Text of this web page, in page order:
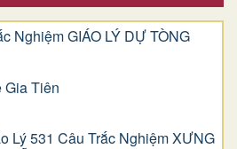
Nghiệm GIÁO LÝ DỰ TÒNG
Gia Tiên
Lý 531 Câu Trắc Nghiệm XƯNG